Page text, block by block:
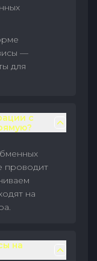
—
для
с
проводит
на
на